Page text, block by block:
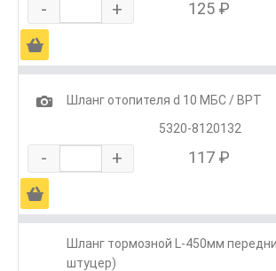
- + 125 ₽
Ä
1
Шланг отопителя d 10 МБС / ВРТ
5320-8120132
- + 117 ₽
Ä
Шланг тормозной L-450мм
штуцер)